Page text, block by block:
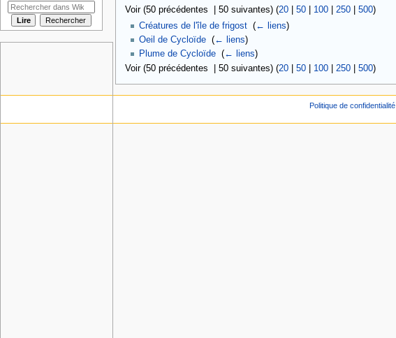
Voir (50 précédentes | 50 suivantes) (20| 50| 100| 250| 500)
Créatures de l'île de frigost ‎(← liens)
Oeil de Cycloïde ‎(← liens)
Plume de Cycloïde ‎(← liens)
Voir (50 précédentes | 50 suivantes) (20| 50| 100| 250| 500)
Politique de confidentialité